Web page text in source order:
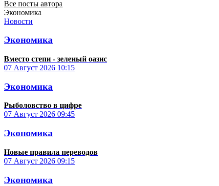
Все посты автора
Экономика
Новости
Экономика
Вместо степи - зеленый оазис
07 Август 2026 10:15
Экономика
Рыболовство в цифре
07 Август 2026 09:45
Экономика
Новые правила переводов
07 Август 2026 09:15
Экономика